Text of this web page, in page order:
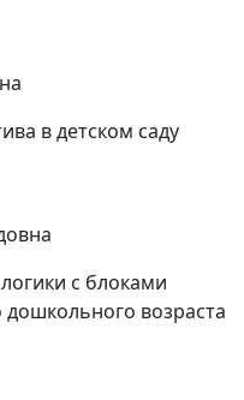
в детском саду
с блоками
возраста